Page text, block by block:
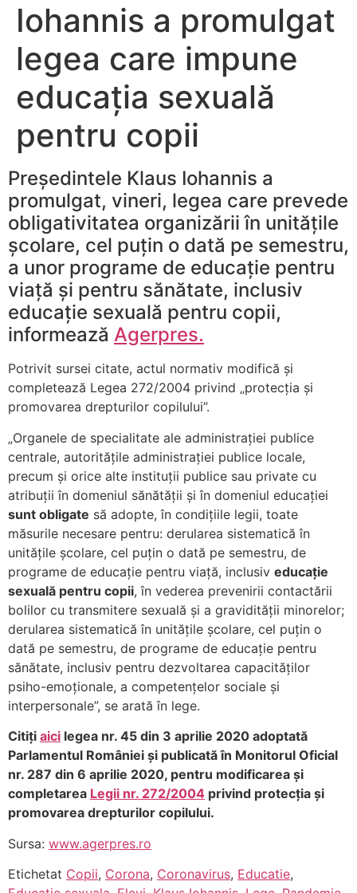
Iohannis a promulgat
legea care impune
educația sexuală
pentru copii
Președintele Klaus Iohannis a
promulgat, vineri, legea care prevede
obligativitatea organizării în unitățile
școlare, cel puțin o dată pe semestru,
a unor programe de educație pentru
viață și pentru sănătate, inclusiv
educație sexuală pentru copii,
informează Agerpres.
Potrivit sursei citate, actul normativ modifică și
completează Legea 272/2004 privind „protecția și
promovarea drepturilor copilului”.
„Organele de specialitate ale administrației publice
centrale, autoritățile administrației publice locale,
precum și orice alte instituții publice sau private cu
atribuții în domeniul sănătății și în domeniul educației
sunt obligate să adopte, în condițiile legii, toate
măsurile necesare pentru: derularea sistematică în
unitățile școlare, cel puțin o dată pe semestru, de
programe de educație pentru viață, inclusiv educație
sexuală pentru copii, în vederea prevenirii contactării
bolilor cu transmitere sexuală și a gravidității minorelor;
derularea sistematică în unitățile școlare, cel puțin o
dată pe semestru, de programe de educație pentru
sănătate, inclusiv pentru dezvoltarea capacităților
psiho-emoționale, a competențelor sociale și
interpersonale”, se arată în lege.
Citiți aici legea nr. 45 din 3 aprilie 2020 adoptată
Parlamentul României și publicată în Monitorul Oficial
nr. 287 din 6 aprilie 2020, pentru modificarea și
completarea Legii nr. 272/2004 privind protecția și
promovarea drepturilor copilului.
Sursa: www.agerpres.ro
Etichetat Copii, Corona, Coronavirus, Educatie,